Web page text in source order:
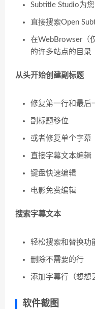
Subtitle Studio为
直接搜索Open
在WebBrowser（
的许多站点的目录
从头开始创建副标题
修复第一行和最后
副标题移位
或者修复单个字幕
直接字幕文本编辑
键盘快速编辑
电影免费编辑
搜索字幕文本
轻松搜索和替换功
删除不需要的行
添加字幕行（想想
软件截图